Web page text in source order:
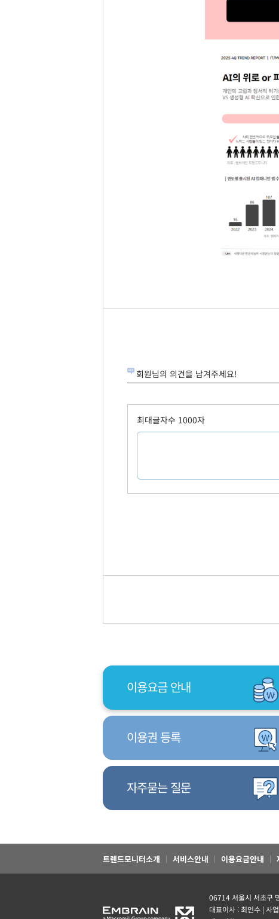
이용요금 안내
이용권 등록
자주묻는 질문
트렌드모니터소개 서비스안내 이용요금안내
06714 서울시 서초구
대표이사 : 최인수 | 사